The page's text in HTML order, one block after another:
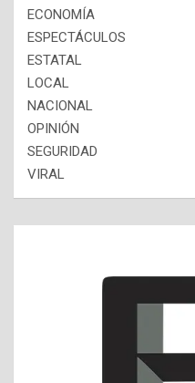
ECONOMÍA
ESPECTÁCULOS
ESTATAL
LOCAL
NACIONAL
OPINIÓN
SEGURIDAD
VIRAL